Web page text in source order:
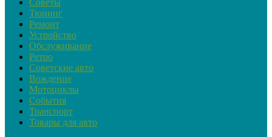
Советы
Тюнинг
Ремонт
Устройство
Обслуживание
Ретро
Советские авто
Вождение
Мотоциклы
События
Транспорт
Товары для авто